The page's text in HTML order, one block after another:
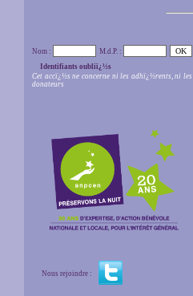
Nom :
M.d.P. :
Identifiants oubliï¿½s
Cet accï¿½s ne concerne ni les adhï¿½rents, ni les
donateurs
Nous rejoindre :